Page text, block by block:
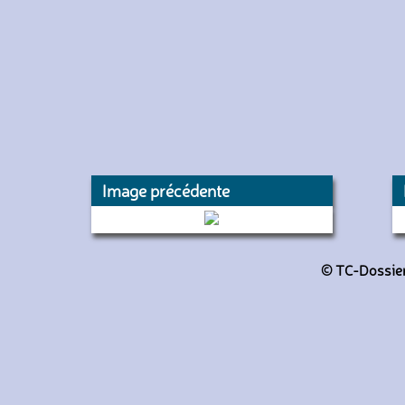
Image précédente
8791 (RATP)
© TC-